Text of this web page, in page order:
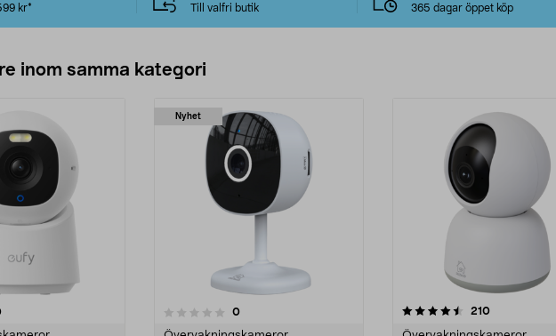
kr*
Till valfri butik
365 dagar öppet köp
inom samma kategori
recensioner
Nyhet
av 5 stjärnor 0recensioner
4.5 av 5 stjärnor 210recensioner
4.5 av 5 stjärnor